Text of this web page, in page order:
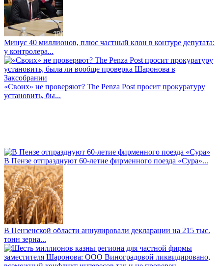
Минус 40 миллионов, плюс частный клон в контуре депутата:
у контролера...
«Своих» не проверяют? The Penza Post просит прокуратуру
установить, бы...
В Пензе отпразднуют 60-летие фирменного поезда «Сура»...
В Пензенской области аннулировали декларации на 215 тыс.
тонн зерна...